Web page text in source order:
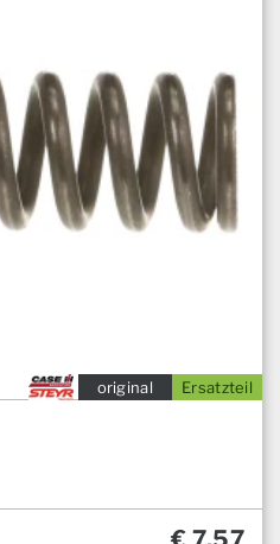
Ersatzteil
original